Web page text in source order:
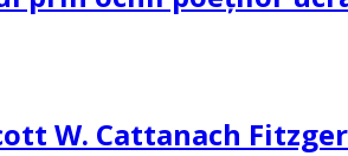
W. Cattanach